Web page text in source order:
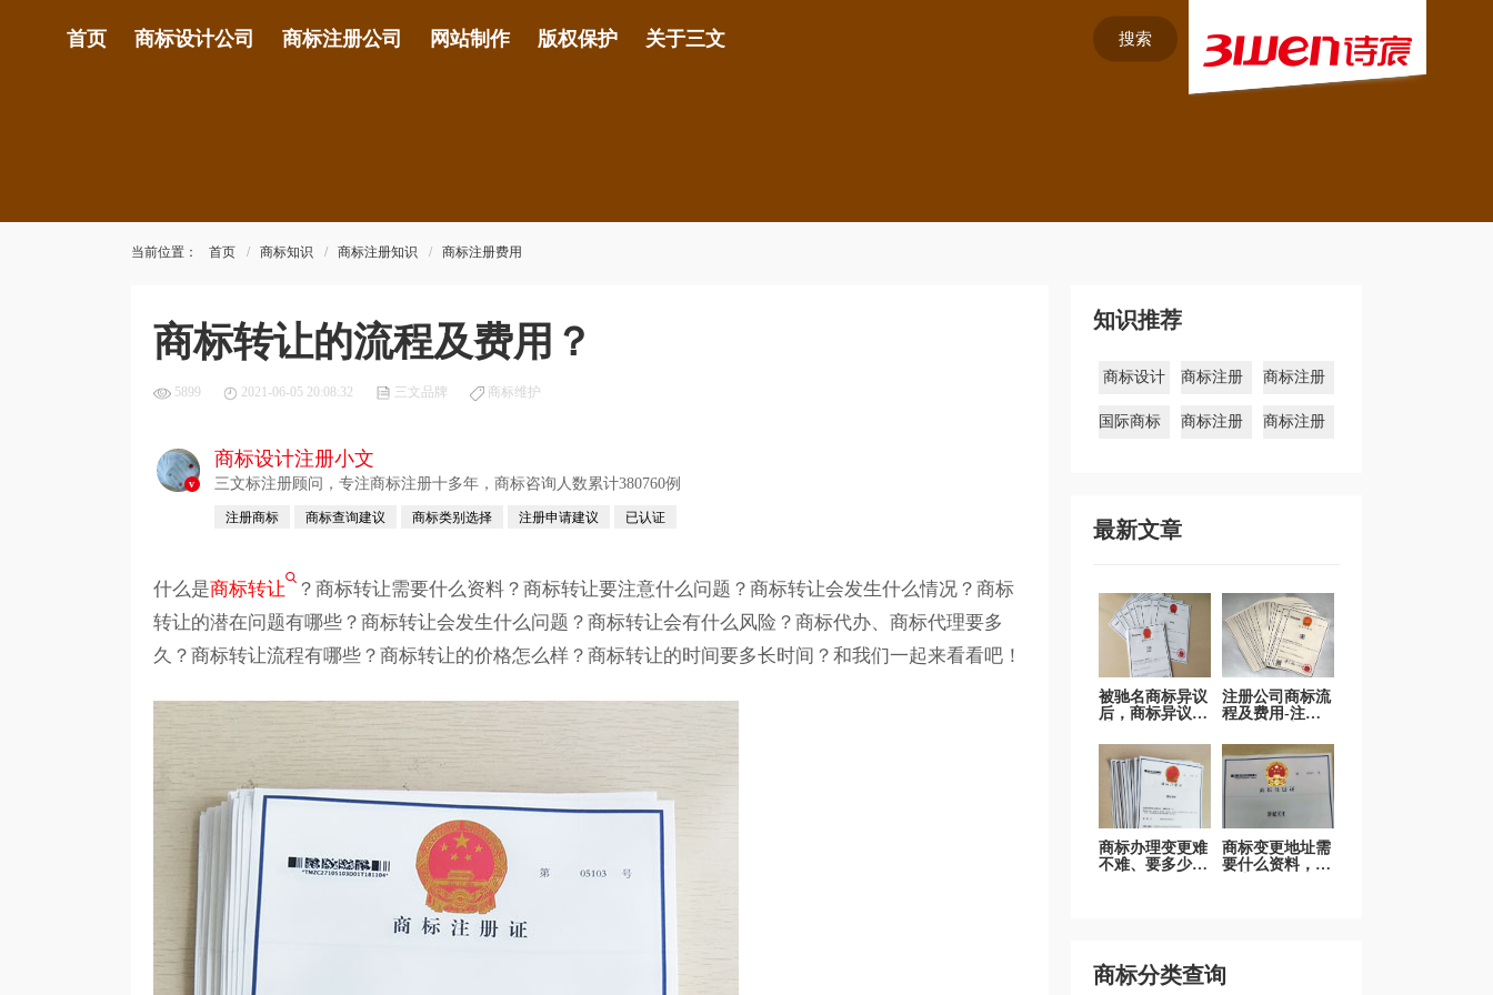
首页 商标设计公司 商标注册公司 网站制作 版权保护 关于三文 搜索
当前位置： 首页 商标知识 商标注册知识 商标注册费用
商标转让的流程及费用？
5899 2021-06-05 20:08:32 三文品牌 商标维护
v
商标设计注册小文
三文标注册顾问，专注商标注册十多年，商标咨询人数累计380760例
注册商标 商标查询建议 商标类别选择 注册申请建议 已认证
什么是商标转让 ？商标转让需要什么资料？商标转让要注意什么问题？商标转让会发生什么情况？商标
转让的潜在问题有哪些？商标转让会发生什么问题？商标转让会有什么风险？商标代办、商标代理要多
久？商标转让流程有哪些？商标转让的价格怎么样？商标转让的时间要多长时间？和我们一起来看看吧！
知识推荐
商标设计
商标注册
库
商标注册
多久
国际商标
商标注册
商标注册
最新文章
被驰名商标异议
后，商标异议答
注册公司商标流
程及费用-注册
费用
商标办理变更难
不难、要多少
商标变更地址需
要什么资料，商
商标分类查询